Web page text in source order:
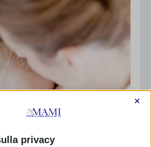
privacy
×